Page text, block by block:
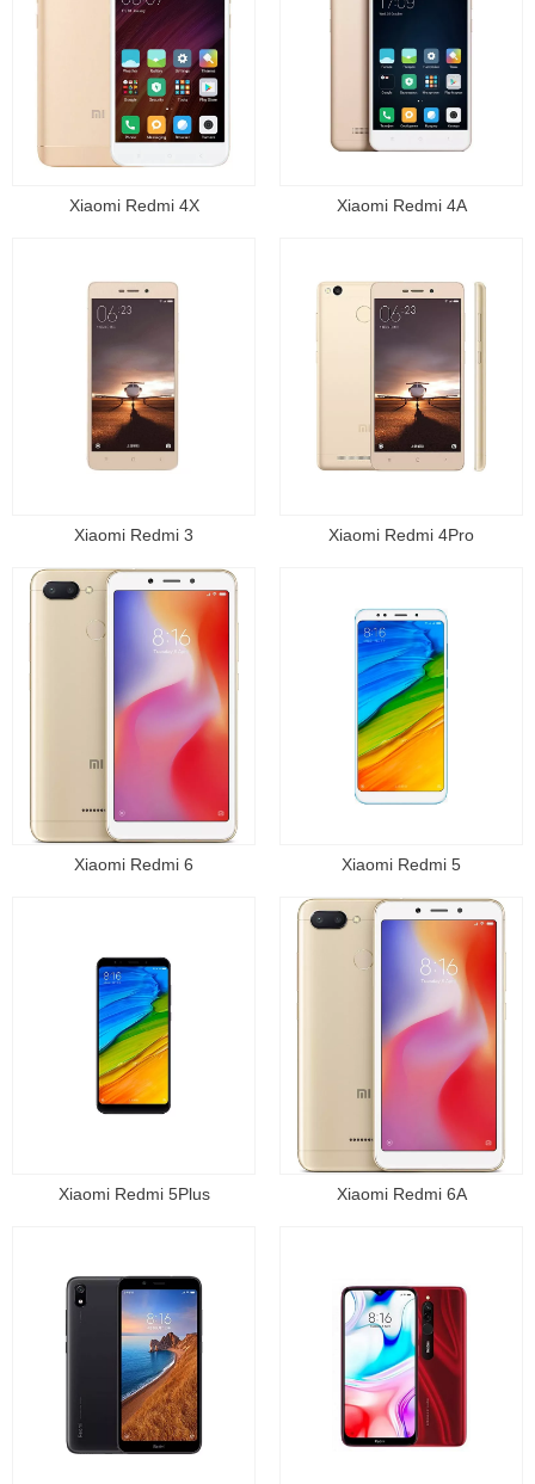
Xiaomi Redmi 4X Xiaomi Redmi 4A
Xiaomi Redmi 3 Xiaomi Redmi 4Pro
Xiaomi Redmi 6 Xiaomi Redmi 5
Xiaomi Redmi 5Plus Xiaomi Redmi 6A